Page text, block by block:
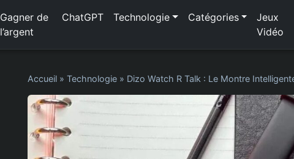
Gagner de
l’argent
ChatGPT Technologie Catégories
Jeux
Vidéo
Accueil » Technologie » Dizo Watch R Talk : Le Montre